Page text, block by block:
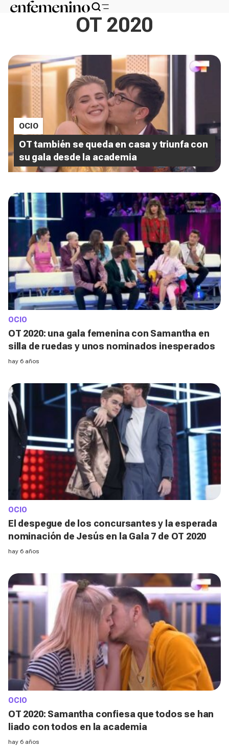
OT 2020
OCIO
OT también se queda en casa y triunfa con
su gala desde la academia
OCIO
OT 2020: una gala femenina con Samantha en
silla de ruedas y unos nominados inesperados
hay 6 años
OCIO
El despegue de los concursantes y la esperada
nominación de Jesús en la Gala 7 de OT 2020
hay 6 años
OCIO
OT 2020: Samantha confiesa que todos se han
liado con todos en la academia
hay 6 años